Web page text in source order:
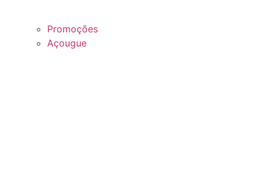
Promoções
Açougue